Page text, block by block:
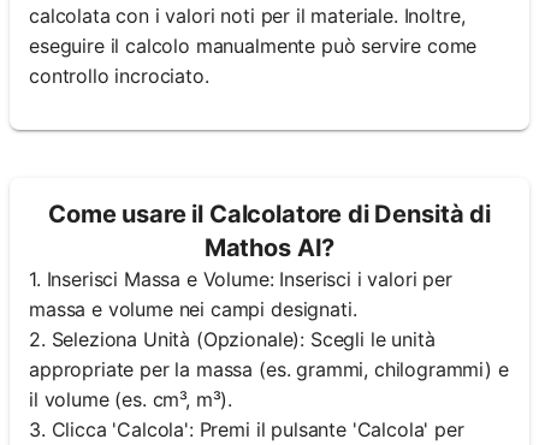
calcolata con i valori noti per il materiale. Inoltre,
eseguire il calcolo manualmente può servire come
controllo incrociato.
Come usare il Calcolatore di Densità di
Mathos AI?
1. Inserisci Massa e Volume: Inserisci i valori per
massa e volume nei campi designati.
2. Seleziona Unità (Opzionale): Scegli le unità
appropriate per la massa (es. grammi, chilogrammi) e
il volume (es. cm³, m³).
3. Clicca 'Calcola': Premi il pulsante 'Calcola' per